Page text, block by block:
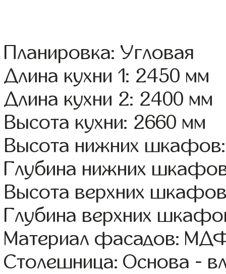
Планировка: Угловая
Длина кухни 1: 2450 мм
Длина кухни 2: 2400 мм
Высота кухни: 2660 мм
Высота нижних
Глубина нижних
Высота верхних
Глубина верхних
Материал фасадов:
Столешница: Основа -